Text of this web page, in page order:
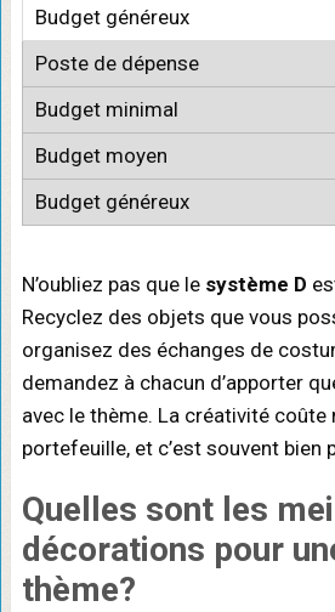
N’oubliez pas que le système D
Recyclez des objets que vous
organisez des échanges de
demandez à chacun d’apporter
avec le thème. La créativité coûte
portefeuille, et c’est souvent bien
Quelles sont les
décorations pour
thème?